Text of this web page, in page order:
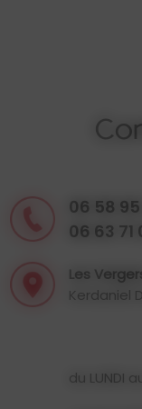
06 58
06 63 71
Les
Kerdaniel
du LUNDI